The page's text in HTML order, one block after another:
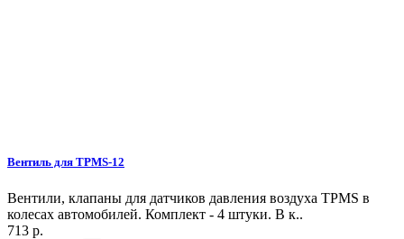
Вентиль для TPMS-12
Вентили, клапаны для датчиков давления воздуха TPMS в
колесах автомобилей. Комплект - 4 штуки. В к..
713 р.